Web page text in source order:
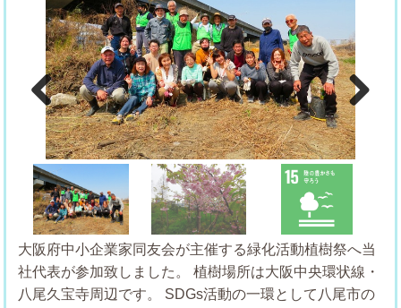
Previous Next
大阪府中小企業家同友会が主催する緑化活動植樹祭へ当
社代表が参加致しました。
植樹場所は大阪中央環状線・
八尾久宝寺周辺です。
SDGs活動の一環として八尾市の